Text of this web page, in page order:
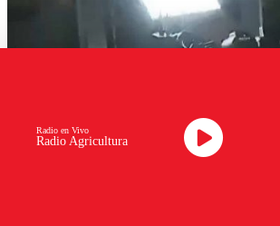
Radio Agricultura
Radio en Vivo